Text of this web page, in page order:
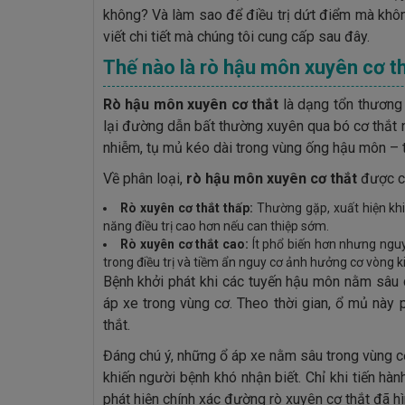
không? Và làm sao để điều trị dứt điểm mà
viết chi tiết mà chúng tôi cung cấp sau đây.
Thế nào là rò hậu môn xuyên cơ
Rò hậu môn xuyên cơ thắt là dạng tổn
lại đường dẫn bất thường xuyên qua bó cơ thắt
nhiễm, tụ mủ kéo dài trong vùng ống hậu môn –
Về phân loại, rò hậu môn xuyên cơ thắt được
Rò xuyên cơ thắt thấp: Thường gặp, xuất hiện
năng điều trị cao hơn nếu can thiệp sớm.
Rò xuyên cơ thắt cao: Ít phổ biến hơn nhưng
trong điều trị và tiềm ẩn nguy cơ ảnh hưởng cơ vòng
Bệnh khởi phát khi các tuyến hậu môn nằm
áp xe trong vùng cơ. Theo thời gian, ổ mủ
thắt.
Đáng chú ý, những ổ áp xe nằm sâu trong vùng
khiến người bệnh khó nhận biết. Chỉ khi tiến
phát hiện chính xác đường rò xuyên cơ thắt đã